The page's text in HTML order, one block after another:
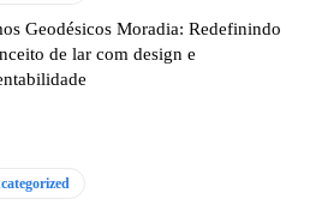
Geodésicos Moradia: Redefinindo
de lar com design e